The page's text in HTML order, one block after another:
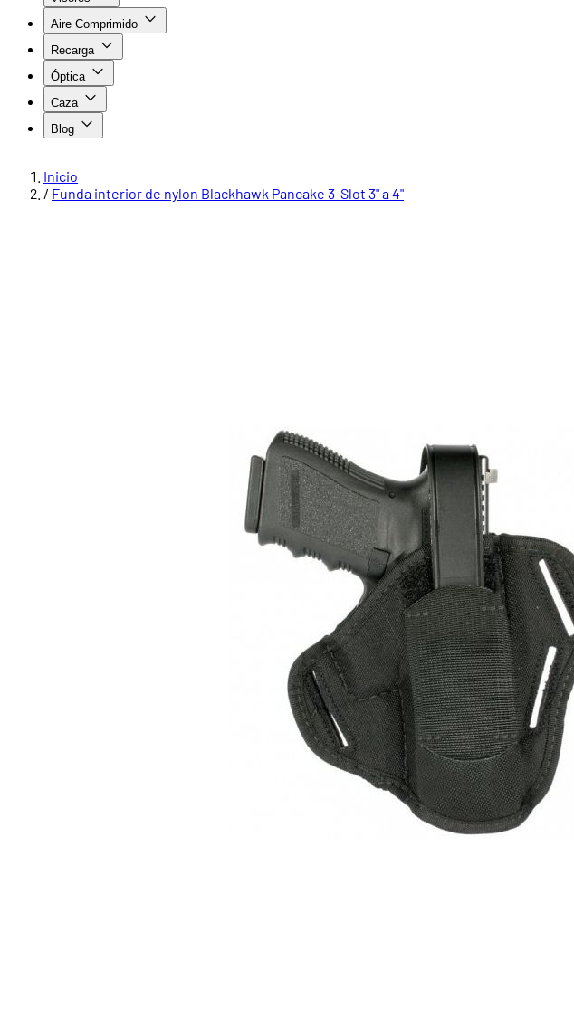
Aire Comprimido
Recarga
Óptica
Caza
Blog
Inicio
/ Funda interior de nylon Blackhawk Pancake 3-Slot 3" a 4"